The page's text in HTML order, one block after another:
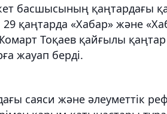
басшысының қаңтардағы
29 қаңтарда «Хабар» және
Тоқаев қайғылы
жауап берді.
саяси және әлеуметтік